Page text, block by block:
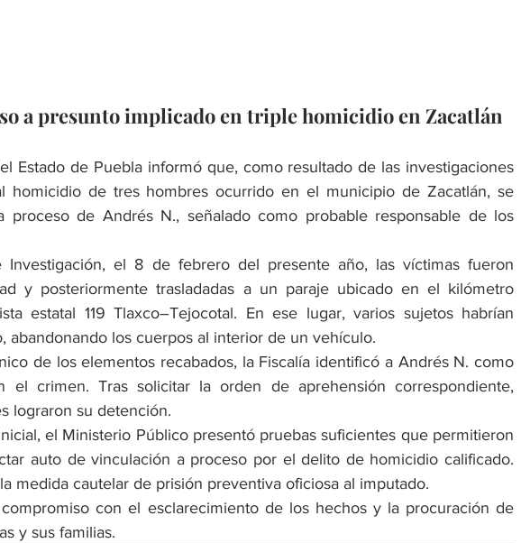
a presunto implicado en triple homicidio en Zacatlán
homicidio de tres hombres ocurrido en el municipio de Zacatlán, se
proceso de Andrés N., señalado como probable responsable de los
Investigación, el 8 de febrero del presente año, las víctimas fueron
y posteriormente trasladadas a un paraje ubicado en el kilómetro
estatal 119 Tlaxco–Tejocotal. En ese lugar, varios sujetos habrían
abandonando los cuerpos al interior de un vehículo.
de los elementos recabados, la Fiscalía identificó a Andrés N. como
el crimen. Tras solicitar la orden de aprehensión correspondiente,
lograron su detención.
el Ministerio Público presentó pruebas suficientes que permitieron
auto de vinculación a proceso por el delito de homicidio calificado.
medida cautelar de prisión preventiva oficiosa al imputado.
con el esclarecimiento de los hechos y la procuración de
y sus familias.